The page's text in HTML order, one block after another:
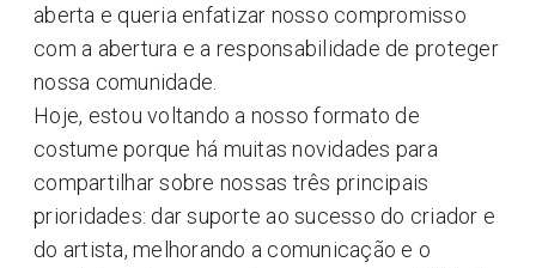
aberta e queria enfatizar nosso compromisso
com a abertura e a responsabilidade de proteger
nossa comunidade.
Hoje, estou voltando a nosso formato de
costume porque há muitas novidades para
compartilhar sobre nossas três principais
prioridades: dar suporte ao sucesso do criador e
do artista, melhorando a comunicação e o